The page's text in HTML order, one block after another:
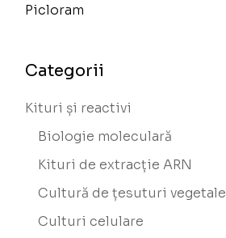
Picloram
Categorii
Kituri și reactivi
Biologie moleculară
Kituri de extracție ARN
Cultură de țesuturi vegetale
Culturi celulare